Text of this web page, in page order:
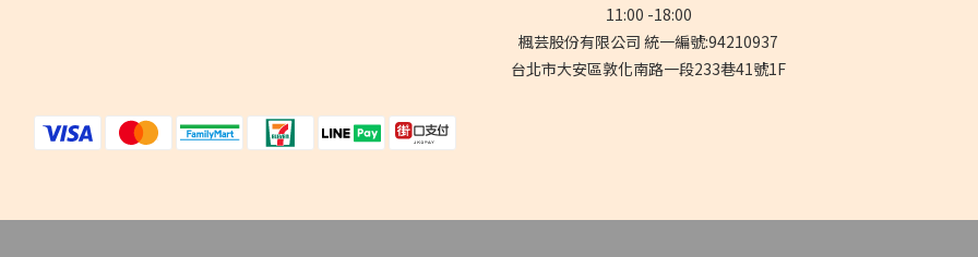
11:00 -18:00
楓芸股份有限公司 統一編號:94210937
台北市大安區敦化南路一段233巷41號1F